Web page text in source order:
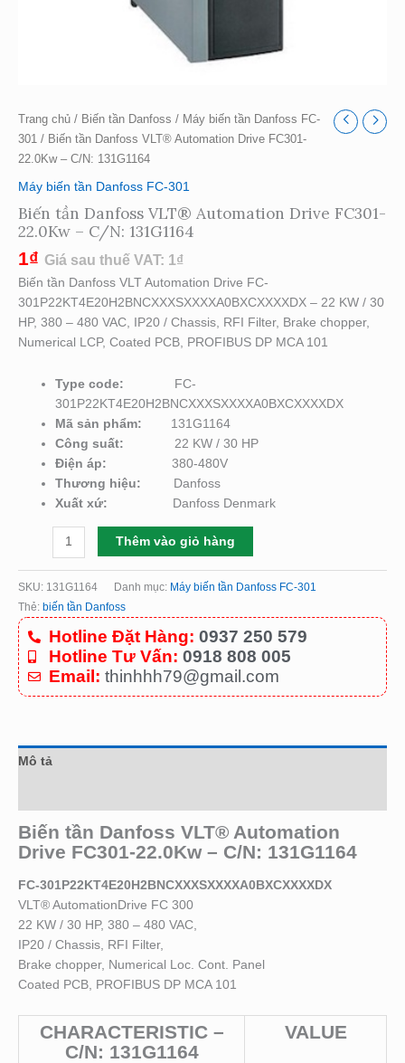
Trang chủ / Biến tần Danfoss / Máy biến tần Danfoss FC-
301 / Biến tần Danfoss VLT® Automation Drive FC301-
22.0Kw – C/N: 131G1164
Máy biến tần Danfoss FC-301
Biến tần Danfoss VLT® Automation Drive FC301-
22.0Kw – C/N: 131G1164
1₫ Giá sau thuế VAT: 1₫
Biến tần Danfoss VLT Automation Drive FC-
301P22KT4E20H2BNCXXXSXXXXA0BXCXXXXDX – 22 KW / 30
HP, 380 – 480 VAC, IP20 / Chassis, RFI Filter, Brake chopper,
Numerical LCP, Coated PCB, PROFIBUS DP MCA 101
Type code:
FC-
301P22KT4E20H2BNCXXXSXXXXA0BXCXXXXDX
Mã sản phẩm: 131G1164
Công suất:22 KW / 30 HP
Điện áp:380-480V
Thương hiệu:
Danfoss
Xuất xứ:
Danfoss Denmark
Thêm vào giỏ hàng
SKU: 131G1164 Danh mục: Máy biến tần Danfoss FC-301
Thẻ: biến tần Danfoss
Hotline Đặt Hàng: 0937 250 579
Hotline Tư Vấn: 0918 808 005
Email: thinhhh79@gmail.com
Mô tả
Biến tần Danfoss VLT® Automation
Drive FC301-22.0Kw – C/N: 131G1164
FC-301P22KT4E20H2BNCXXXSXXXXA0BXCXXXXDX
VLT® AutomationDrive FC 300
22 KW / 30 HP, 380 – 480 VAC,
IP20 / Chassis, RFI Filter,
Brake chopper, Numerical Loc. Cont. Panel
Coated PCB, PROFIBUS DP MCA 101
CHARACTERISTIC –
C/N: 131G1164
VALUE